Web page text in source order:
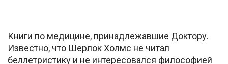
Книги по медицине, принадлежавшие Доктору.
Известно, что Шерлок Холмс не читал
беллетристику и не интересовался философией